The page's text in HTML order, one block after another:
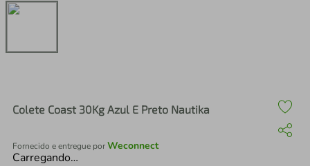
Colete Coast 30Kg Azul E Preto Nautika
Fornecido e entregue porWeconnect
Carregando…